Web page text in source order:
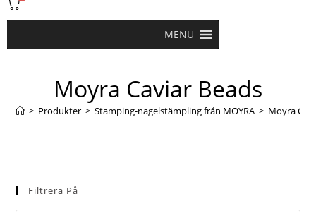
MENU
Moyra Caviar Beads
> Produkter > Stamping-nagelstämpling från MOYRA > Moyra
Filtrera På